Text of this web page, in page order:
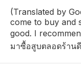
(Translated by
come to buy and
good. I
มาซื้อสูบตลอดร้าน